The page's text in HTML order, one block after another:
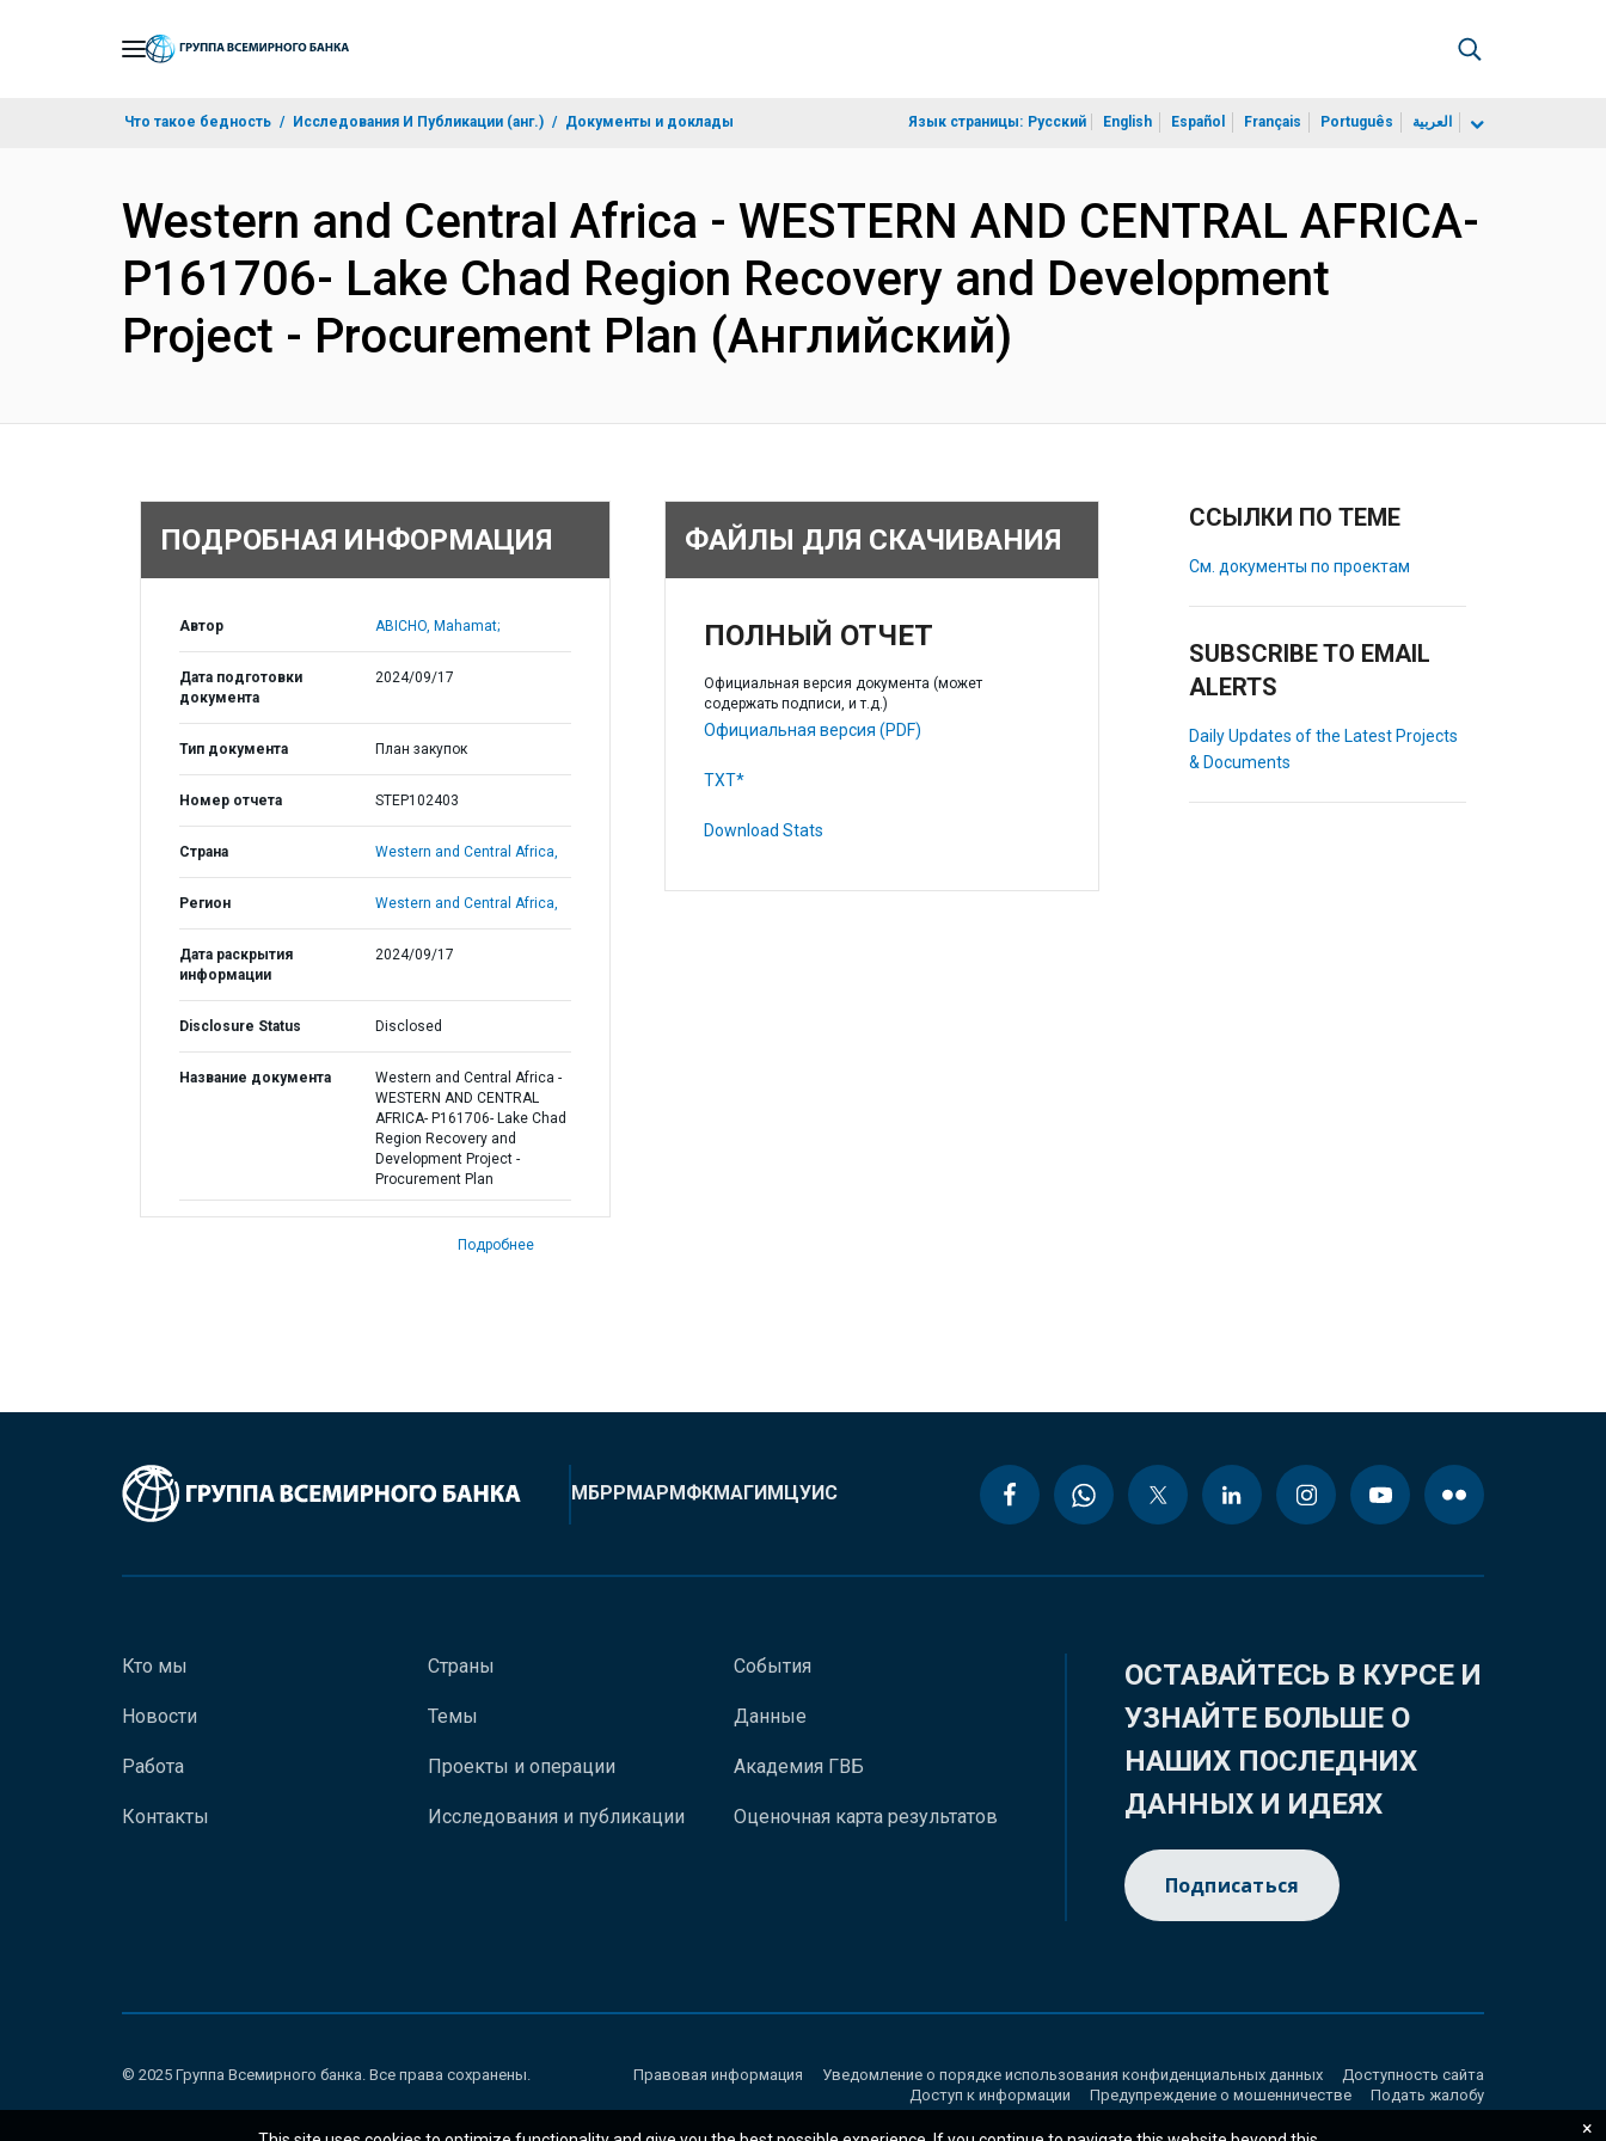
Что такое бедность Исследования И Публикации (анг.) Документы и доклады Язык страницы: Русский English Español Français Português العربية
Western and Central Africa - WESTERN AND CENTRAL AFRICA-
P161706- Lake Chad Region Recovery and Development
Project - Procurement Plan (Английский)
ПОДРОБНАЯ ИНФОРМАЦИЯ
Автор ABICHO, Mahamat;
Дата подготовки
документа
2024/09/17
Тип документа План закупок
Номер отчета STEP102403
Страна Western and Central Africa,
Регион Western and Central Africa,
Дата раскрытия
информации
2024/09/17
Disclosure Status Disclosed
Название документа
Western and Central Africa -
WESTERN AND CENTRAL
AFRICA- P161706- Lake Chad
Region Recovery and
Development Project -
Procurement Plan
Подробнее
ФАЙЛЫ ДЛЯ СКАЧИВАНИЯ
ПОЛНЫЙ ОТЧЕТ
Официальная версия документа (может
содержать подписи, и т.д.)
Официальная версия (PDF)
TXT*
Download Stats
ССЫЛКИ ПО ТЕМЕ
См. документы по проектам
SUBSCRIBE TO EMAIL
ALERTS
Daily Updates of the Latest Projects
& Documents
МБРРМАРМФКМАГИМЦУИС
Кто мы
Новости
Работа
Контакты
Страны
Темы
Проекты и операции
Исследования и публикации
События
Данные
Академия ГВБ
Оценочная карта результатов
ОСТАВАЙТЕСЬ В КУРСЕ И
УЗНАЙТЕ БОЛЬШЕ О
НАШИХ ПОСЛЕДНИХ
ДАННЫХ И ИДЕЯХ
Подписаться
© 2025 Группа Всемирного банка. Все права сохранены. Правовая информация Уведомление о порядке использования конфиденциальных данных
Доступность сайта
Доступ к информации
Предупреждение о мошенничестве Подать жалобу
×